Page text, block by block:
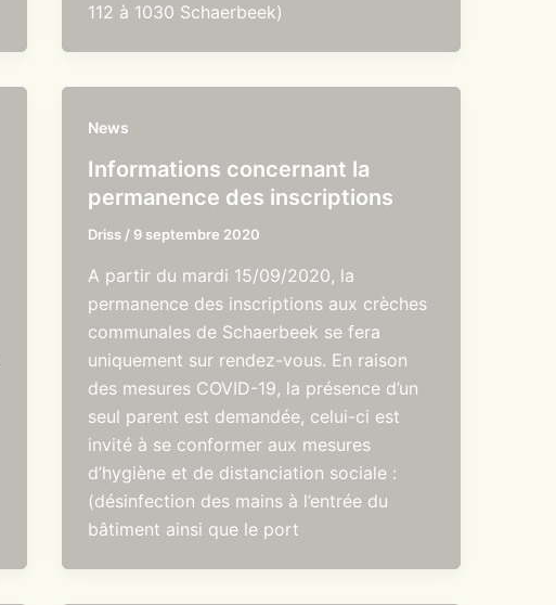
112 à 1030 Schaerbeek)
News
Informations concernant la
permanence des inscriptions
Driss / 9 septembre 2020
A partir du mardi 15/09/2020, la
permanence des inscriptions aux crèches
communales de Schaerbeek se fera
uniquement sur rendez-vous. En raison
des mesures COVID-19, la présence d’un
seul parent est demandée, celui-ci est
invité à se conformer aux mesures
d’hygiène et de distanciation sociale :
(désinfection des mains à l’entrée du
bâtiment ainsi que le port